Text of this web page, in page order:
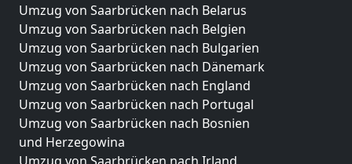
Umzug von Saarbrücken nach Belarus
Umzug von Saarbrücken nach Belgien
Umzug von Saarbrücken nach Bulgarien
Umzug von Saarbrücken nach Dänemark
Umzug von Saarbrücken nach England
Umzug von Saarbrücken nach Portugal
Umzug von Saarbrücken nach Bosnien
und Herzegowina
Umzug von Saarbrücken nach Irland